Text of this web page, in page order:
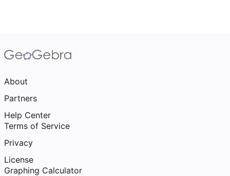
About
Partners
Help Center
Terms of Service
Privacy
License
Graphing Calculator